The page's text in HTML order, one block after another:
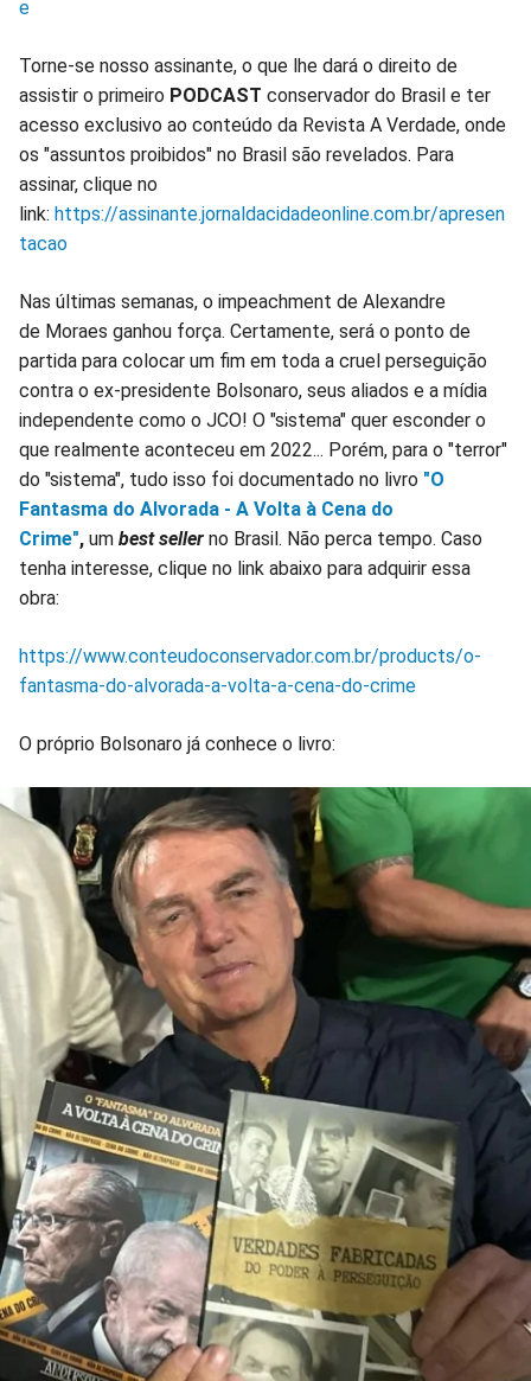
e
Torne-se nosso assinante, o que lhe dará o direito de
assistir o primeiro PODCAST conservador do Brasil e ter
acesso exclusivo ao conteúdo da Revista A Verdade, onde
os "assuntos proibidos" no Brasil são revelados. Para
assinar, clique no
link: https://assinante.jornaldacidadeonline.com.br/apresen
tacao
Nas últimas semanas, o impeachment de Alexandre
de Moraes ganhou força. Certamente, será o ponto de
partida para colocar um fim em toda a cruel perseguição
contra o ex-presidente Bolsonaro, seus aliados e a mídia
independente como o JCO! O "sistema" quer esconder o
que realmente aconteceu em 2022... Porém, para o "terror"
do "sistema", tudo isso foi documentado no livro "O
Fantasma do Alvorada - A Volta à Cena do
Crime", um best seller no Brasil. Não perca tempo. Caso
tenha interesse, clique no link abaixo para adquirir essa
obra:
https://www.conteudoconservador.com.br/products/o-
fantasma-do-alvorada-a-volta-a-cena-do-crime
O próprio Bolsonaro já conhece o livro: